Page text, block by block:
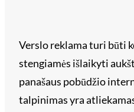
Verslo reklama turi būti
stengiamės išlaikyti
panašaus pobūdžio
talpinimas yra